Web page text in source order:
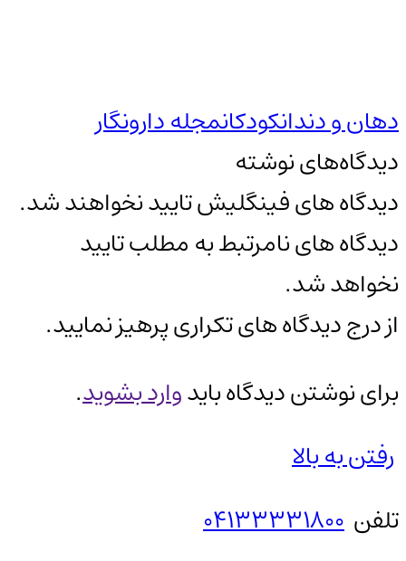
دهان و دندانکودکانمجله دارونگار
دیدگاه‌های نوشته
دیدگاه های فینگلیش تایید نخواهند شد.
دیدگاه های نامرتبط به مطلب تایید
نخواهد شد.
از درج دیدگاه های تکراری پرهیز نمایید.
برای نوشتن دیدگاه بایدوارد بشوید.
رفتن به بالا
تلفن 04133331800